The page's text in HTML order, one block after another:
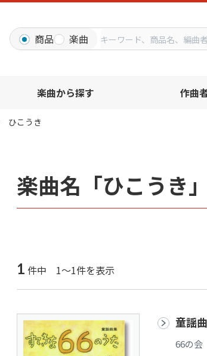
商品 楽曲
楽曲から探す 作曲
ひこうき
楽曲名「ひこうき
1 件中 1～1件を表示
童謡
66の会